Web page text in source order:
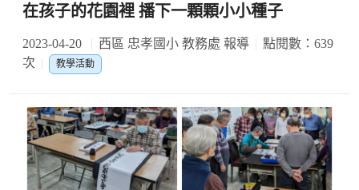
在孩子的花園裡 播下一顆顆小小種子
2023-04-20 西區 忠孝國小 教務處 報導
點閱數：639
次
教學活動